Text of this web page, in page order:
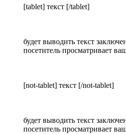
[tablet] текст [/tablet]
будет выводить текст
посетитель просматривает
[not-tablet] текст [/not-tablet]
будет выводить текст
посетитель просматривает